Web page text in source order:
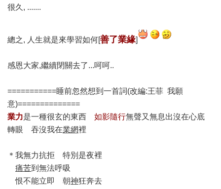
很久, .......
總之, 人生就是來學習如何[善了業緣]
感恩大家,繼續閉關去了...呵呵..
===========睡前忽然想到一首詞(改編:王菲 我願
意)==============
業力是一種很玄的東西 如影隨行無聲又無息出沒在心底
轉眼 吞沒我在業網裡
＊我無力抗拒 特別是夜裡
痛苦到無法呼吸
恨不能立即 朝神狂奔去